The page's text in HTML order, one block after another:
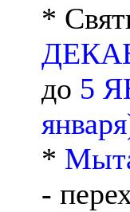
*
до 5
*
-